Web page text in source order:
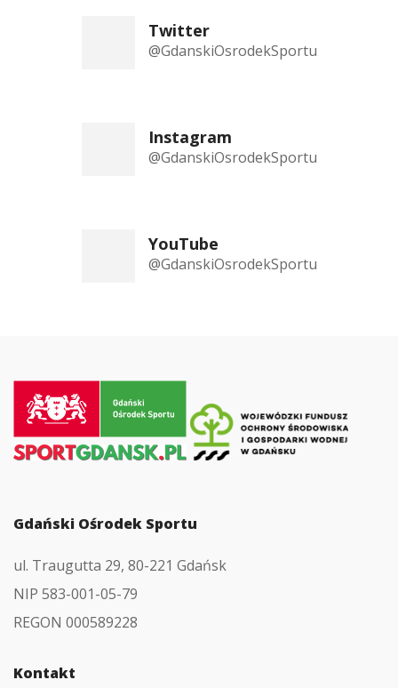
Twitter
@GdanskiOsrodekSportu
Instagram
@GdanskiOsrodekSportu
YouTube
@GdanskiOsrodekSportu
do
strony
głównej
Gdański Ośrodek Sportu
ul. Traugutta 29, 80-221 Gdańsk
NIP 583-001-05-79
REGON 000589228
Kontakt